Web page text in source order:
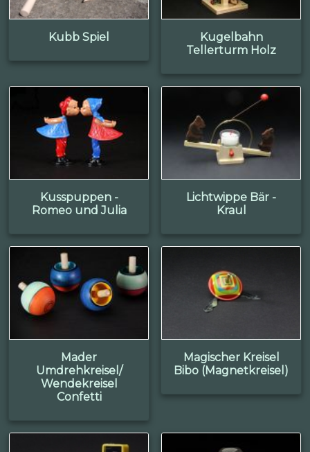
Kubb Spiel
Kugelbahn
Tellerturm Holz
Kusspuppen -
Romeo und Julia
Lichtwippe Bär -
Kraul
Mader
Umdrehkreisel/
Wendekreisel
Confetti
Magischer Kreisel
Bibo (Magnetkreisel)